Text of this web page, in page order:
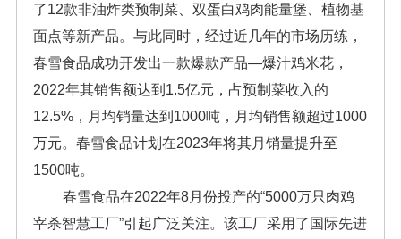
了12款非油炸类预制菜、双蛋白鸡肉能量堡、植物基
面点等新产品。与此同时，经过近几年的市场历练，
春雪食品成功开发出一款爆款产品—爆汁鸡米花，
2022年其销售额达到1.5亿元，占预制菜收入的
12.5%，月均销量达到1000吨，月均销售额超过1000
万元。春雪食品计划在2023年将其月销量提升至
1500吨。
春雪食品在2022年8月份投产的“5000万只肉鸡
宰杀智慧工厂”引起广泛关注。该工厂采用了国际先进